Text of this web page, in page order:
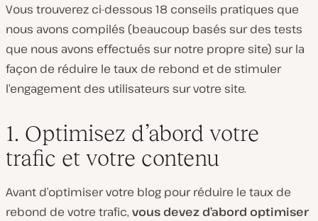
Vous trouverez ci-dessous 18 conseils pratiques que
nous avons compilés (beaucoup basés sur des tests
que nous avons effectués sur notre propre site) sur la
façon de réduire le taux de rebond et de stimuler
l’engagement des utilisateurs sur votre site.
1. Optimisez d’abord votre
trafic et votre contenu
Avant d’optimiser votre blog pour réduire le taux de
rebond de votre trafic, vous devez d’abord optimiser